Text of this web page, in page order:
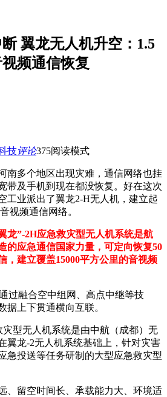
翼龙无人机升空：1.5
频通信恢复
技评论375阅读模式
南多个地区出现灾难，通信网络也挂
带及手机到现在都没恢复。好在这次
业派出了翼龙2-H无人机，建立起
视频通信网络。
龙”-2H应急救灾型无人机系统是航
的应急通信国家力量，可定向恢复50
，建立覆盖15000平方公里的音视频
过融合空中组网、高点中继等技
据上下贯通横向互联。
型无人机系统是由中航（成都）无
翼龙-2无人机系统基础上，针对灾害
急投送等任务研制的大型应急救灾型
、留空时间长、承载能力大、环境适